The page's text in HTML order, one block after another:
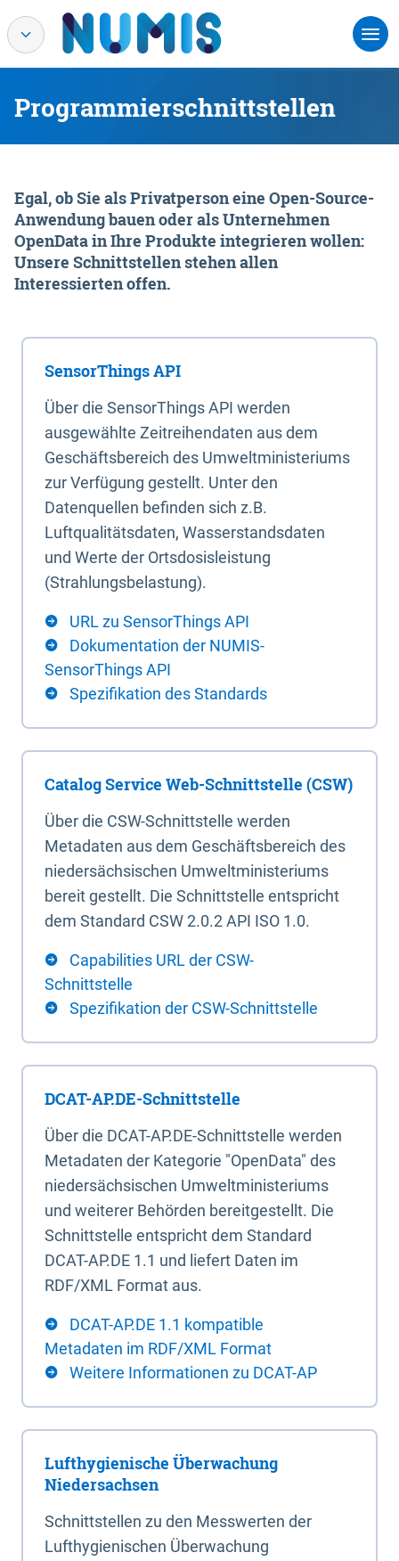
Programmierschnittstellen
Egal, ob Sie als Privatperson eine Open-Source-
Anwendung bauen oder als Unternehmen
OpenData in Ihre Produkte integrieren wollen:
Unsere Schnittstellen stehen allen
Interessierten offen.
SensorThings API
Über die SensorThings API werden
ausgewählte Zeitreihendaten aus dem
Geschäftsbereich des Umweltministeriums
zur Verfügung gestellt. Unter den
Datenquellen befinden sich z.B.
Luftqualitätsdaten, Wasserstandsdaten
und Werte der Ortsdosisleistung
(Strahlungsbelastung).
URL zu SensorThings API
Dokumentation der NUMIS-
SensorThings API
Spezifikation des Standards
Catalog Service Web-Schnittstelle (CSW)
Über die CSW-Schnittstelle werden
Metadaten aus dem Geschäftsbereich des
niedersächsischen Umweltministeriums
bereit gestellt. Die Schnittstelle entspricht
dem Standard CSW 2.0.2 API ISO 1.0.
Capabilities URL der CSW-
Schnittstelle
Spezifikation der CSW-Schnittstelle
DCAT-AP.DE-Schnittstelle
Über die DCAT-AP.DE-Schnittstelle werden
Metadaten der Kategorie "OpenData" des
niedersächsischen Umweltministeriums
und weiterer Behörden bereitgestellt. Die
Schnittstelle entspricht dem Standard
DCAT-AP.DE 1.1 und liefert Daten im
RDF/XML Format aus.
DCAT-AP.DE 1.1 kompatible
Metadaten im RDF/XML Format
Weitere Informationen zu DCAT-AP
Lufthygienische Überwachung
Niedersachsen
Schnittstellen zu den Messwerten der
Lufthygienischen Überwachung